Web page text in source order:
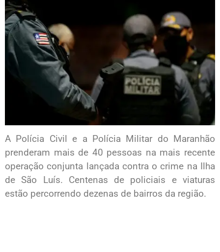
A Polícia Civil e a Polícia Militar do Maranhão
prenderam mais de 40 pessoas na mais recente
operação conjunta lançada contra o crime na Ilha
de São Luís. Centenas de policiais e viaturas
estão percorrendo dezenas de bairros da região.